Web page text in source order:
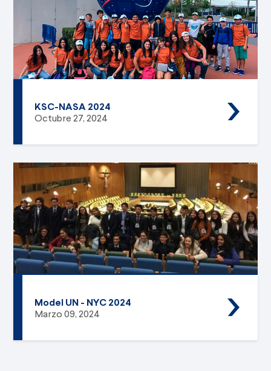
KSC-NASA 2024
Octubre 27, 2024
Model UN - NYC 2024
Marzo 09, 2024